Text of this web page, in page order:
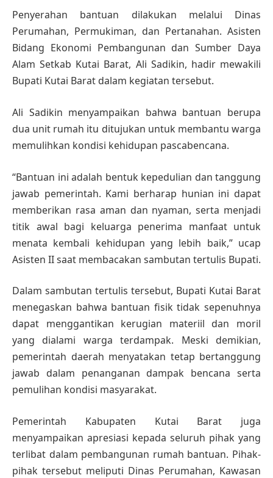
Penyerahan bantuan dilakukan melalui Dinas
Perumahan, Permukiman, dan Pertanahan. Asisten
Bidang Ekonomi Pembangunan dan Sumber Daya
Alam Setkab Kutai Barat, Ali Sadikin, hadir mewakili
Bupati Kutai Barat dalam kegiatan tersebut.
Ali Sadikin menyampaikan bahwa bantuan berupa
dua unit rumah itu ditujukan untuk membantu warga
memulihkan kondisi kehidupan pascabencana.
“Bantuan ini adalah bentuk kepedulian dan tanggung
jawab pemerintah. Kami berharap hunian ini dapat
memberikan rasa aman dan nyaman, serta menjadi
titik awal bagi keluarga penerima manfaat untuk
menata kembali kehidupan yang lebih baik,” ucap
Asisten II saat membacakan sambutan tertulis Bupati.
Dalam sambutan tertulis tersebut, Bupati Kutai Barat
menegaskan bahwa bantuan fisik tidak sepenuhnya
dapat menggantikan kerugian materiil dan moril
yang dialami warga terdampak. Meski demikian,
pemerintah daerah menyatakan tetap bertanggung
jawab dalam penanganan dampak bencana serta
pemulihan kondisi masyarakat.
Pemerintah Kabupaten Kutai Barat juga
menyampaikan apresiasi kepada seluruh pihak yang
terlibat dalam pembangunan rumah bantuan. Pihak-
pihak tersebut meliputi Dinas Perumahan, Kawasan